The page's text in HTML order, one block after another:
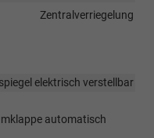
Zentralverriegelung
elektrisch verstellbar
automatisch